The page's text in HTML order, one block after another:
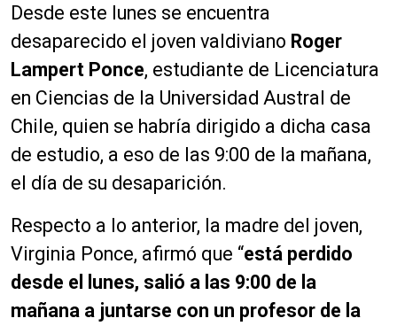
Desde este lunes se encuentra
desaparecido el joven valdiviano Roger
Lampert Ponce, estudiante de Licenciatura
en Ciencias de la Universidad Austral de
Chile, quien se habría dirigido a dicha casa
de estudio, a eso de las 9:00 de la mañana,
el día de su desaparición.
Respecto a lo anterior, la madre del joven,
Virginia Ponce, afirmó que “está perdido
desde el lunes, salió a las 9:00 de la
mañana a juntarse con un profesor de la